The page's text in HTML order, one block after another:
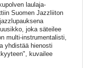
laulaja-
Suomen Jazzliiton
joka säteilee
multi-instrumentalisti,
yhdistää hienosti
kuvailee